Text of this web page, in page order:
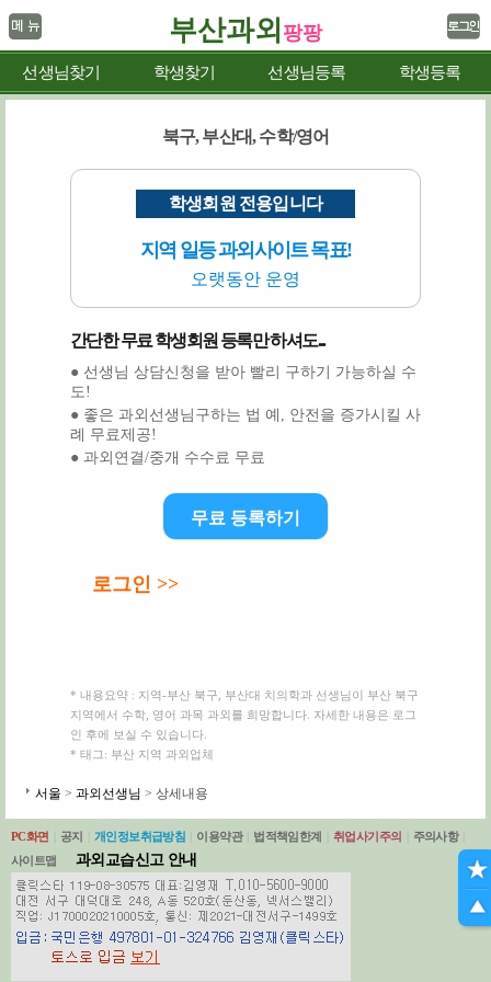
부산과외 팡팡
선생님찾기 학생찾기 선생님등록 학생등록
북구, 부산대, 수학/영어
학생회원 전용입니다
지역 일등 과외사이트 목표!
오랫동안 운영
간단한 무료 학생회원 등록만 하셔도...
● 선생님 상담신청을 받아 빨리 구하기 가능하실 수
도!
● 좋은 과외선생님구하는 법 예, 안전을 증가시킬 사
례 무료제공!
● 과외연결/중개 수수료 무료
무료 등록하기
로그인 >>
* 내용요약 : 지역-부산 북구, 부산대 치의학과 선생님이 부산 북구
지역에서 수학, 영어 과목 과외를 희망합니다. 자세한 내용은 로그
인 후에 보실 수 있습니다.
* 태그: 부산 지역 과외업체
서울 > 과외선생님 > 상세내용
PC화면 공지 개인정보취급방침 이용약관 법적책임한계 취업사기주의 주의사항
사이트맵
과외교습신고 안내